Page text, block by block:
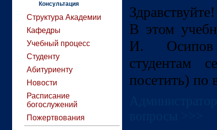
Консультация
Структура Академии
Кафедры
Учебный процесс
Студенту
Абитуриенту
Новости
Расписание
богослужений
Пожертвования
Здравствуйте!
В этом
И. Осипов
студентам
посетить) по